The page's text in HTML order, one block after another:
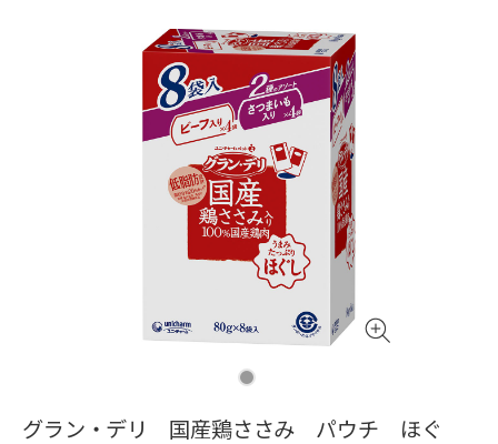
グラン・デリ 国産鶏ささみ パウチ ほぐ